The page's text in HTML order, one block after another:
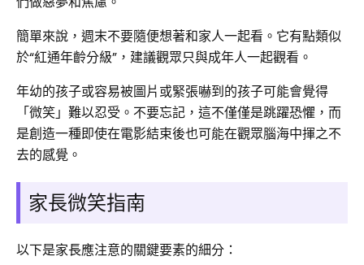
簡單來說，週末不要隨便想著和家人一起看。它有點類似
於“紅通年齡分級”，建議觀眾只與成年人一起觀看。
年幼的孩子或容易被圖片或緊張嚇到的孩子可能會覺得
「微笑」難以忍受。不要忘記，這不僅僅是跳躍恐懼，而
是創造一種即使在電影結束後也可能在觀眾腦海中揮之不
去的感覺。
家長微笑指南
以下是家長應注意的關鍵要素的細分：